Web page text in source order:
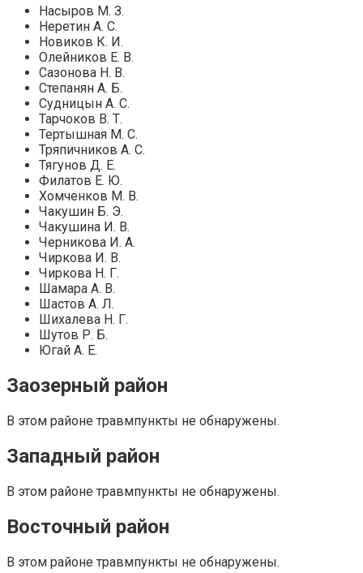
Насыров М. З.
Неретин А. С.
Новиков К. И.
Олейников Е. В.
Сазонова Н. В.
Степанян А. Б.
Судницын А. С.
Тарчоков В. Т.
Тертышная М. С.
Тряпичников А. С.
Тягунов Д. Е.
Филатов Е. Ю.
Хомченков М. В.
Чакушин Б. Э.
Чакушина И. В.
Черникова И. А.
Чиркова И. В.
Чиркова Н. Г.
Шамара А. В.
Шастов А. Л.
Шихалева Н. Г.
Шутов Р. Б.
Югай А. Е.
Заозерный район
В этом районе травмпункты не обнаружены.
Западный район
В этом районе травмпункты не обнаружены.
Восточный район
В этом районе травмпункты не обнаружены.